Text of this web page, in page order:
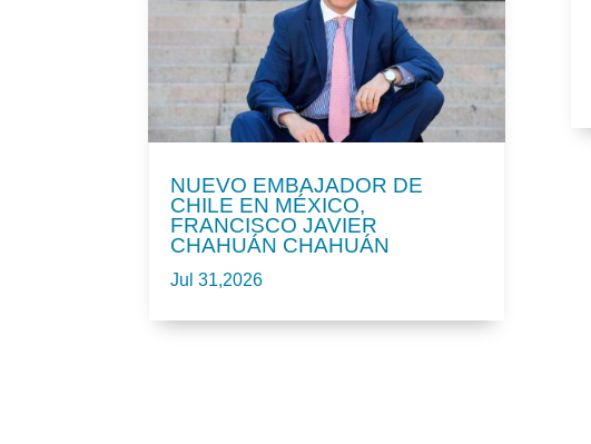
NUEVO EMBAJADOR DE
CHILE EN MÉXICO,
FRANCISCO JAVIER
CHAHUÁN CHAHUÁN
Jul 31,2026